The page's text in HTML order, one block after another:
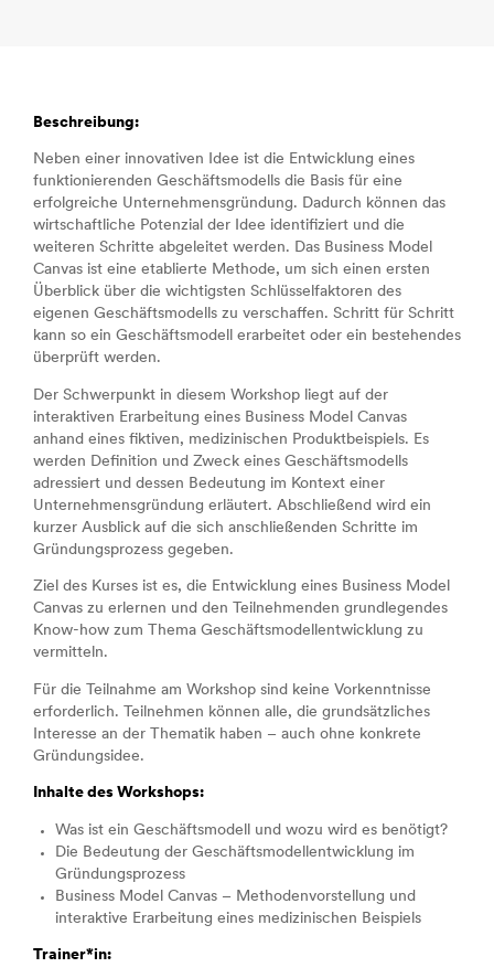
Beschreibung:
Neben einer innovativen Idee ist die Entwicklung eines
funktionierenden Geschäftsmodells die Basis für eine
erfolgreiche Unternehmensgründung. Dadurch können das
wirtschaftliche Potenzial der Idee identifiziert und die
weiteren Schritte abgeleitet werden. Das Business Model
Canvas ist eine etablierte Methode, um sich einen ersten
Überblick über die wichtigsten Schlüsselfaktoren des
eigenen Geschäftsmodells zu verschaffen. Schritt für Schritt
kann so ein Geschäftsmodell erarbeitet oder ein bestehendes
überprüft werden.
Der Schwerpunkt in diesem Workshop liegt auf der
interaktiven Erarbeitung eines Business Model Canvas
anhand eines fiktiven, medizinischen Produktbeispiels. Es
werden Definition und Zweck eines Geschäftsmodells
adressiert und dessen Bedeutung im Kontext einer
Unternehmensgründung erläutert. Abschließend wird ein
kurzer Ausblick auf die sich anschließenden Schritte im
Gründungsprozess gegeben.
Ziel des Kurses ist es, die Entwicklung eines Business Model
Canvas zu erlernen und den Teilnehmenden grundlegendes
Know-how zum Thema Geschäftsmodellentwicklung zu
vermitteln.
Für die Teilnahme am Workshop sind keine Vorkenntnisse
erforderlich. Teilnehmen können alle, die grundsätzliches
Interesse an der Thematik haben – auch ohne konkrete
Gründungsidee.
Inhalte des Workshops:
Was ist ein Geschäftsmodell und wozu wird es benötigt?
Die Bedeutung der Geschäftsmodellentwicklung im
Gründungsprozess
Business Model Canvas – Methodenvorstellung und
interaktive Erarbeitung eines medizinischen Beispiels
Trainer*in: